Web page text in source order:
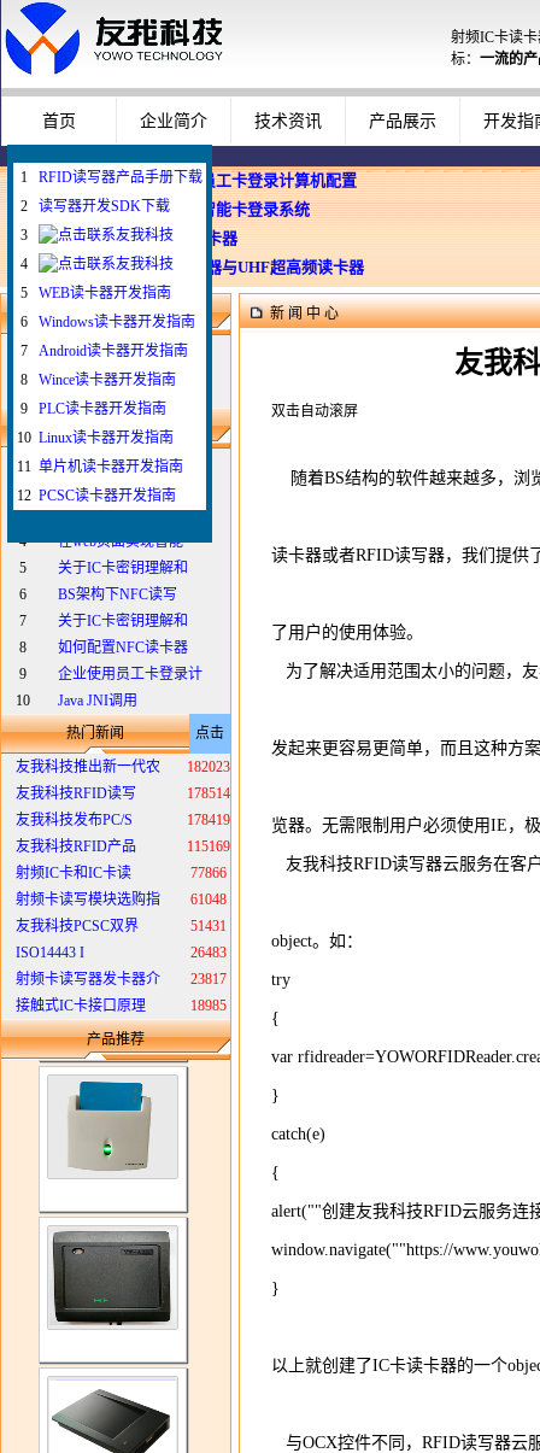
射频IC卡读
标： 一流的
首页 企业简介 技术资讯 产品展示 开发指
企业使用员工卡登录计算机配置
Windows智能卡登录系统
WEB与发卡器
WEB浏览器与UHF超高频读卡器
新闻搜索
最新新闻
1
如何给IC卡写自定义
2
如何配置刷卡登录电脑
3
插卡登录拔卡锁屏
4
在web页面实现智能
5
关于IC卡密钥理解和
6
BS架构下NFC读写
7
关于IC卡密钥理解和
8
如何配置NFC读卡器
9
企业使用员工卡登录计
10
Java JNI调用
热门新闻
点击
友我科技推出新一代农
182023
友我科技RFID读写
178514
友我科技发布PC/S
178419
友我科技RFID产品
115169
射频IC卡和IC卡读
77866
射频卡读写模块选购指
61048
友我科技PCSC双界
51431
ISO14443 I
26483
射频卡读写器发卡器介
23817
接触式IC卡接口原理
18985
产品推荐
新 闻 中 心
友我
双击自动滚屏
随着BS结构的软件越来越多，浏
读卡器或者RFID读写器，我们提供
了用户的使用体验。
为了解决适用范围太小的问题，
发起来更容易更简单，而且这种方
览器。无需限制用户必须使用IE，
友我科技RFID读写器云服务在客
object。如：
try
{
var
}
catch(e)
{
alert(""创建友我科技RFID云服务连
window.navigate(""https://
}
以上就创建了IC卡读卡器的一个
与OCX控件不同，RFID读写器云
1
RFID读写器产品手册下载
2
读写器开发SDK下载
3
4
5
WEB读卡器开发指南
6
Windows读卡器开发指南
7
Android读卡器开发指南
8
Wince读卡器开发指南
9
PLC读卡器开发指南
10 Linux读卡器开发指南
11 单片机读卡器开发指南
12 PCSC读卡器开发指南